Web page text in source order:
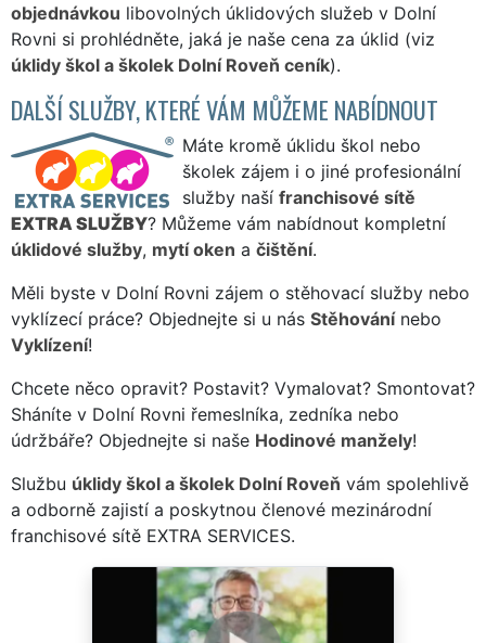
objednávkou libovolných úklidových služeb v Dolní
Rovni si prohlédněte, jaká je naše cena za úklid (viz
úklidy škol a školek Dolní Roveň ceník).
DALŠÍ SLUŽBY, KTERÉ VÁM MŮŽEME NABÍDNOUT
Máte kromě úklidu škol nebo
školek zájem i o jiné profesionální
služby naší franchisové sítě
EXTRA SLUŽBY? Můžeme vám nabídnout kompletní
úklidové služby, mytí oken a čištění.
Měli byste v Dolní Rovni zájem o stěhovací služby nebo
vyklízecí práce? Objednejte si u nás Stěhovánínebo
Vyklízení!
Chcete něco opravit? Postavit? Vymalovat? Smontovat?
Sháníte v Dolní Rovni řemeslníka, zedníka nebo
údržbáře? Objednejte si naše Hodinové manžely!
Službu úklidy škol a školek Dolní Roveň vám spolehlivě
a odborně zajistí a poskytnou členové mezinárodní
franchisové sítě EXTRA SERVICES.